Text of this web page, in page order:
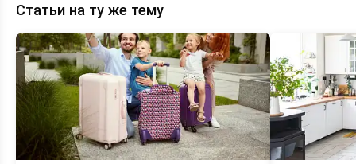
Статьи на ту же тему
Топ-8
семейных
гостевых
домов
Анапы
—
рейтинг
и
цены
KOD_GOD
Экономия
на
отдыхе
—
выбираем
гостевой
дом
Анапе
с